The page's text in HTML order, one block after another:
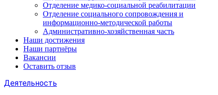
Отделение медико-социальной реабилитации
Отделение социального сопровождения и
информационно-методической работы
Административно-хозяйственная часть
Наши достижения
Наши партнёры
Вакансии
Оставить отзыв
Деятельность